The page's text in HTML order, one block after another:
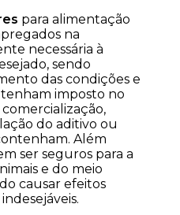
para alimentação
na
necessária à
sendo
das condições e
imposto no
do aditivo ou
Além
ser seguros para a
e do meio
causar efeitos